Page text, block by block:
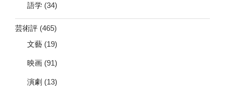
語学 (34)
芸術評 (465)
文藝 (19)
映画 (91)
演劇 (13)